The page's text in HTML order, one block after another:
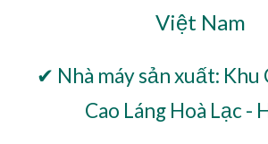
Việt Nam
✔ Nhà máy sản xuất: Khu
Cao Láng Hoà Lạc -